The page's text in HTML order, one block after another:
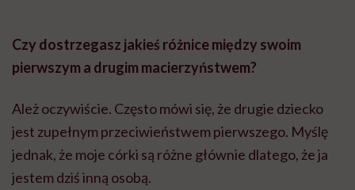
Czy dostrzegasz jakieś różnice między swoim
pierwszym a drugim macierzyństwem?
Ależ oczywiście. Często mówi się, że drugie dziecko
jest zupełnym przeciwieństwem pierwszego. Myślę
jednak, że moje córki są różne głównie dlatego, że ja
jestem dziś inną osobą.